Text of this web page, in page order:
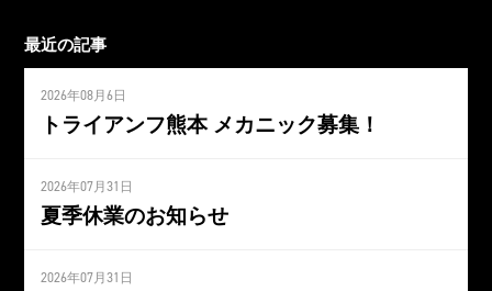
最近の記事
2026年08月6日
トライアンフ熊本 メカニック募集！
2026年07月31日
夏季休業のお知らせ
2026年07月31日